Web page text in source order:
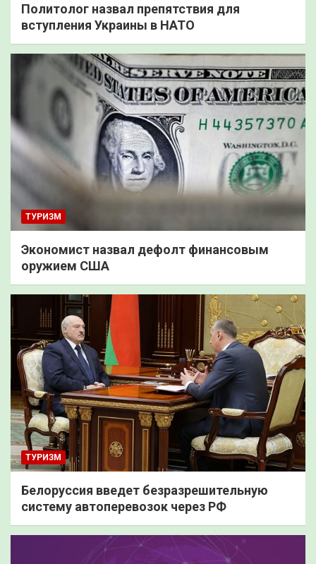
Политолог назвал препятствия для
вступления Украины в НАТО
ТУРИЗМ
Экономист назвал дефолт финансовым
оружием США
ТУРИЗМ
Белоруссия введет безразрешительную
систему автоперевозок через РФ